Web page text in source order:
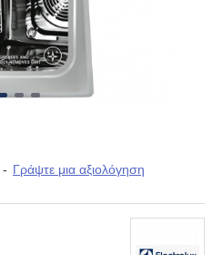
- Γράψτε μια αξιολόγηση